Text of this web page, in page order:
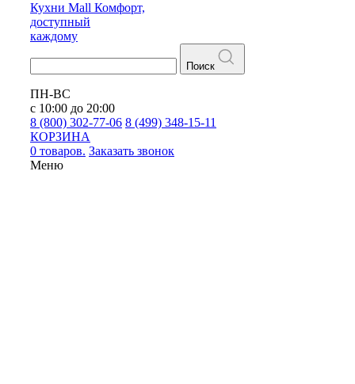
Кухни Mall Комфорт,
доступный
каждому
Поиск
ПН-ВС
с 10:00 до 20:00
8 (800) 302-77-06 8 (499) 348-15-11
КОРЗИНА
0 товаров. Заказать звонок
Меню